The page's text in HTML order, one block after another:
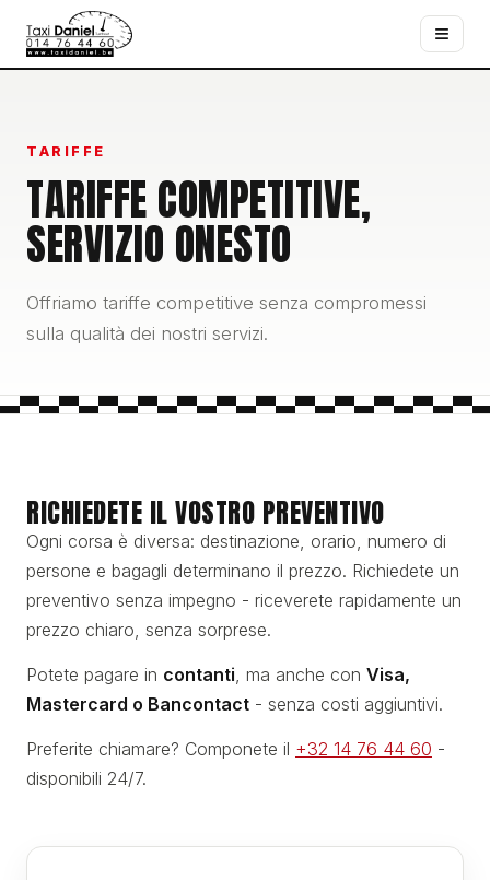
≡
TARIFFE
TARIFFE COMPETITIVE,
SERVIZIO ONESTO
Offriamo tariffe competitive senza compromessi
sulla qualità dei nostri servizi.
RICHIEDETE IL VOSTRO PREVENTIVO
Ogni corsa è diversa: destinazione, orario, numero di
persone e bagagli determinano il prezzo. Richiedete un
preventivo senza impegno - riceverete rapidamente un
prezzo chiaro, senza sorprese.
Potete pagare in contanti, ma anche con Visa,
Mastercard o Bancontact - senza costi aggiuntivi.
Preferite chiamare? Componete il +32 14 76 44 60 -
disponibili 24/7.